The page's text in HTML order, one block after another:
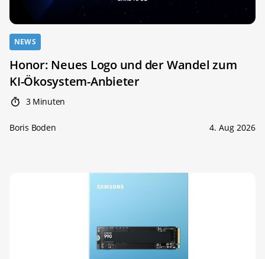
NEWS
Honor: Neues Logo und der Wandel zum
KI-Ökosystem-Anbieter
3 Minuten
Boris Boden 4. Aug 2026